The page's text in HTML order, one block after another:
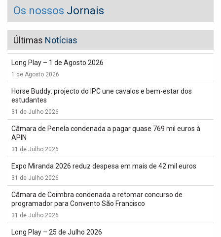
Os nossos Jornais
Últimas Notícias
Long Play – 1 de Agosto 2026
1 de Agosto 2026
Horse Buddy: projecto do IPC une cavalos e bem-estar dos
estudantes
31 de Julho 2026
Câmara de Penela condenada a pagar quase 769 mil euros à
APIN
31 de Julho 2026
Expo Miranda 2026 reduz despesa em mais de 42 mil euros
31 de Julho 2026
Câmara de Coimbra condenada a retomar concurso de
programador para Convento São Francisco
31 de Julho 2026
Long Play – 25 de Julho 2026